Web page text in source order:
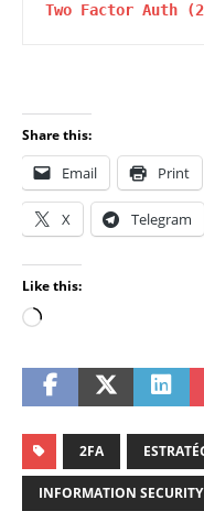
Two Factor Auth
Share this:
Email Print
X Telegram
Like this:
2FA
INFORMATION SECURITY